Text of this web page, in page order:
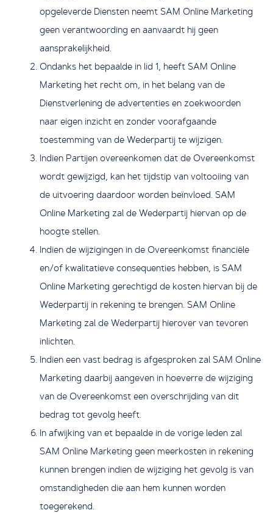
opgeleverde Diensten neemt SAM Online Marketing
geen verantwoording en aanvaardt hij geen
aansprakelijkheid.
Ondanks het bepaalde in lid 1, heeft SAM Online
Marketing het recht om, in het belang van de
Dienstverlening de advertenties en zoekwoorden
naar eigen inzicht en zonder voorafgaande
toestemming van de Wederpartij te wijzigen.
Indien Partijen overeenkomen dat de Overeenkomst
wordt gewijzigd, kan het tijdstip van voltooiing van
de uitvoering daardoor worden beïnvloed. SAM
Online Marketing zal de Wederpartij hiervan op de
hoogte stellen.
Indien de wijzigingen in de Overeenkomst financiële
en/of kwalitatieve consequenties hebben, is SAM
Online Marketing gerechtigd de kosten hiervan bij de
Wederpartij in rekening te brengen. SAM Online
Marketing zal de Wederpartij hierover van tevoren
inlichten.
Indien een vast bedrag is afgesproken zal SAM Online
Marketing daarbij aangeven in hoeverre de wijziging
van de Overeenkomst een overschrijding van dit
bedrag tot gevolg heeft.
In afwijking van et bepaalde in de vorige leden zal
SAM Online Marketing geen meerkosten in rekening
kunnen brengen indien de wijziging het gevolg is van
omstandigheden die aan hem kunnen worden
toegerekend.